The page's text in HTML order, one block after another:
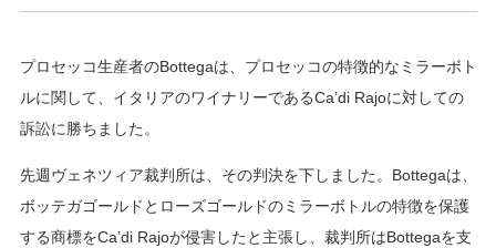
プロセッコ生産者のBottegaは、プロセッコの特徴的なミラーボト
ルに関して、イタリアのワイナリーであるCa’di Rajoに対しての
訴訟に勝ちました。
先週ヴェネツィア裁判所は、その判決を下しました。Bottegaは、
ボッテガゴールドとローズゴールドのミラーボトルの特徴を保護
する商標をCa’di Rajoが侵害したと主張し、裁判所はBottegaを支